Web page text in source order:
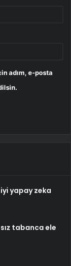
adım, e-posta
yapay zeka
tabanca ele